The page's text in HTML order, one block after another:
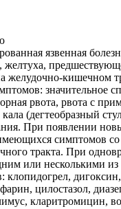
язвенная
желтуха,
желудочно-кишечном
значительное
рвота, рвота с
(дегтеобразный
При появлении
симптомов
тракта. При
или несколькими
клопидогрел, дигоксин,
цилостазол,
кларитромицин,